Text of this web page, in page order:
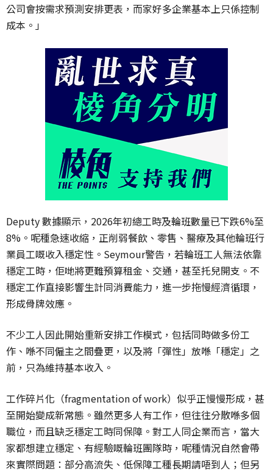
公司會按需求預測安排更表， 而家好多企業基本上只係控制
成本。」
Deputy 數據顯示，2026年初總工時及輪班數量已下跌6%至
8%。 呢種急速收縮，正削弱餐飲、零售、 醫療及其他輪班行
業員工嘅收入穩定性。Seymour警告， 若輪班工人無法依靠
穩定工時，佢哋將更難預算租金、交通， 甚至托兒開支。不
穩定工作直接影響生計同消費能力， 進一步拖慢經濟循環，
形成骨牌效應。
不少工人因此開始重新安排工作模式，包括同時做多份工
作、 喺不同僱主之間疊更，以及將「彈性」放喺「穩定」之
前， 只為維持基本收入。
工作碎片化（fragmentation of work）似乎正慢慢形成，甚
至開始變成新常態。 雖然更多人有工作，但往往分散喺多個
職位， 而且缺乏穩定工時同保障。對工人同企業而言， 當大
家都想建立穩定、有經驗嘅輪班團隊時， 呢種情況自然會帶
來實際問題：部分高流失、 低保障工種長期請唔到人；但另